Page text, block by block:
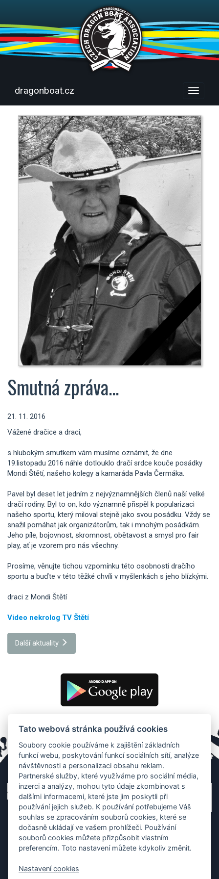
Menu
dragonboat.cz
Smutná zpráva...
21. 11. 2016
Vážené dračice a draci,
s hlubokým smutkem vám musíme oznámit, že dne
19.listopadu 2016 náhle dotlouklo dračí srdce kouče posádky
Mondi Štětí, našeho kolegy a kamaráda Pavla Čermáka.
Pavel byl deset let jedním z nejvýznamnějších členů naší velké
dračí rodiny. Byl to on, kdo významně přispěl k popularizaci
našeho sportu, který miloval stejně jako svou posádku. Vždy se
snažil pomáhat jak organizátorům, tak i mnohým posádkám.
Jeho píle, bojovnost, skromnost, obětavost a smysl pro fair
play, ať je vzorem pro nás všechny.
Prosíme, věnujte tichou vzpomínku této osobnosti dračího
sportu a buďte v této těžké chvíli v myšlenkách s jeho blízkými.
draci z Mondi Štětí
Video nekrolog TV Štětí
Další aktuality
Tato webová stránka používá cookies
Soubory cookie používáme k zajištění základních
funkcí webu, poskytování funkcí sociálních sítí, analýze
návštěvnosti a personalizaci obsahu reklam.
Partnerské služby, které využíváme pro sociální média,
inzerci a analýzy, mohou tyto údaje zkombinovat s
dalšími informacemi, které jste jim poskytli při
používání jejich služeb. K používání potřebujeme Váš
souhlas se zpracováním souborů cookies, které se
dočasně ukládají ve vašem prohlížeči. Používání
souborů cookies můžete přizpůsobit vlastním
preferencím. Toto nastavení můžete kdykoliv změnit.
Nastavení cookies